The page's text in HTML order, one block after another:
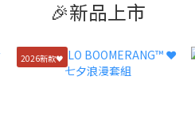
🎉新品上市
2026新款🖤